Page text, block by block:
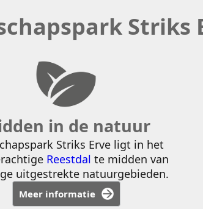
Striks
in de natuur
Striks Erve ligt in het
Reestdal te midden van
uitgestrekte natuurgebieden.
Meer informatie